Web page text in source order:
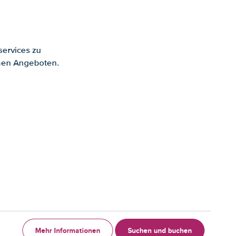
zu
Angeboten.
Mehr Informationen Suchen und buchen